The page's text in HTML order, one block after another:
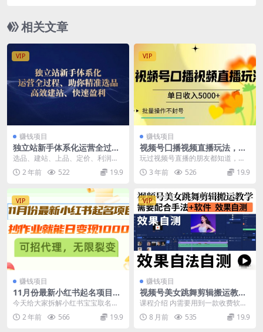
相关文章
VIP
赚钱项目
独立站新手体系化运营全过
程，助你精准选品、高效建
站、快速盈利
选品、建站、上品、定价、利润测
算、广告投放及运营数据等多维度
分析 课程大纲 第一...
2 年前 522 19.9
VIP
赚钱项目
视频号囗播视频直播玩法，单
日收入5000+，批量操作不封
号
玩过视频号直播的朋友都知道，常
见的视频号连怼玩法比较吃技术，
容易吃了上顿没下顿，...
3 年前 526 19.9
VIP
赚钱项目
11月份最新小红书起名项目，
抄作业就能日变现1000+，可
今天给大家拆解小红书宝宝取名这
个项目，只需要你能投入自己的时
间，外加按照我们团队...
2 年前 566 19.9
VIP
赚钱项目
视频号美女跳舞剪辑搬运教
学，需要配合手法+软件，效
课程介绍 内需要用到一款收费软件
二皮剪辑（30月卡，99年卡），需
要单独找自己购...
8 月前 535 19.9